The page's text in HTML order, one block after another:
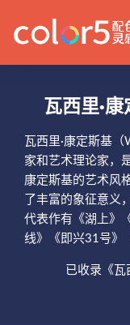
瓦西里·
瓦西里·康定斯基
家和艺术理论家，
康定斯基的艺术风
了丰富的象征意义
代表作有《湖上》
线》《即兴31号》
已收录《瓦